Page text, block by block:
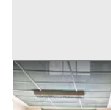
Asta Blocco uffici
Offerta minima
92.193 €